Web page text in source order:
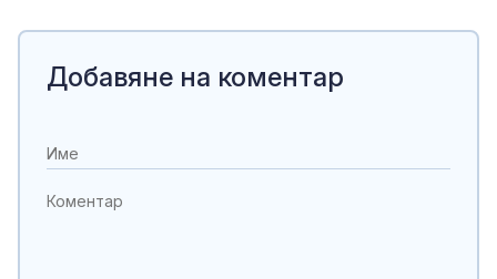
Добавяне на коментар